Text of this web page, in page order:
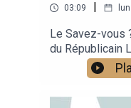
03:09
Le Savez-vous
du Républicain
ce que vous
par Jean-
réalisés par la